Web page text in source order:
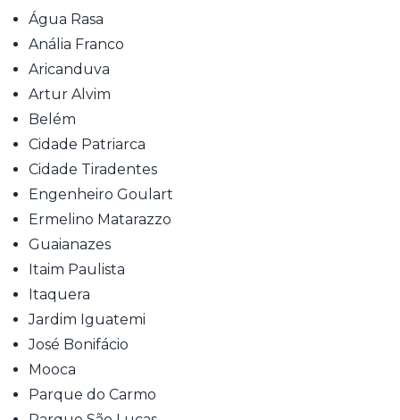
Água Rasa
Anália Franco
Aricanduva
Artur Alvim
Belém
Cidade Patriarca
Cidade Tiradentes
Engenheiro Goulart
Ermelino Matarazzo
Guaianazes
Itaim Paulista
Itaquera
Jardim Iguatemi
José Bonifácio
Mooca
Parque do Carmo